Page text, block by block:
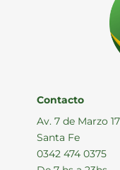
Contacto
Av. 7 de Marzo
Santa Fe
0342 474 0375